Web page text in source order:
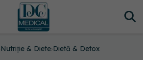
Nutriție & Diete›Dietă & Detox